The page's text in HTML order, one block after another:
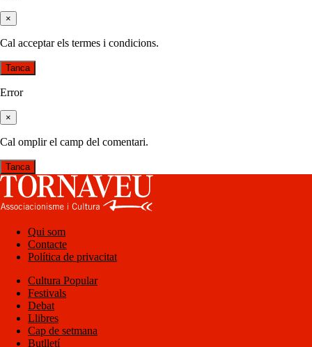
×
Cal acceptar els termes i condicions.
Tanca
Error
×
Cal omplir el camp del comentari.
Tanca
Qui som
Contacte
Política de privacitat
Cultura Popular
Festivals
Debat
Llibres
Cap de setmana
Butlletí